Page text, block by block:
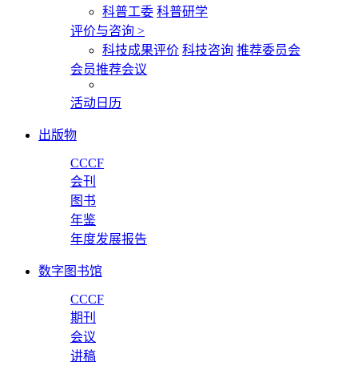
科普工委 科普研学
评价与咨询 >
科技成果评价 科技咨询 推荐委员会
会员推荐会议
活动日历
出版物
CCCF
会刊
图书
年鉴
年度发展报告
数字图书馆
CCCF
期刊
会议
讲稿